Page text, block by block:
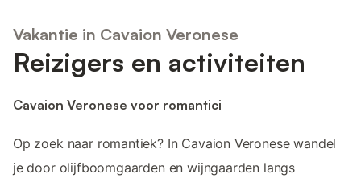
Vakantie in Cavaion Veronese
Reizigers en activiteiten
Cavaion Veronese voor romantici
Op zoek naar romantiek? In Cavaion Veronese wandel
je door olijfboomgaarden en wijngaarden langs